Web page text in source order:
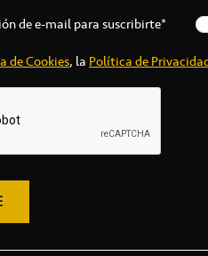
de e-mail para suscribirte*
de Cookies, la Política de